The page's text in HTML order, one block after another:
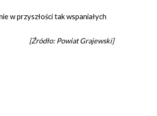
w przyszłości tak wspaniałych
[Źródło: Powiat Grajewski]